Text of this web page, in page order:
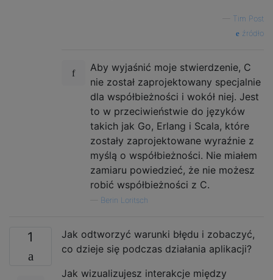
Tim Post
źródło
Aby wyjaśnić moje stwierdzenie, C
nie został zaprojektowany specjalnie
dla współbieżności i wokół niej. Jest
to w przeciwieństwie do języków
takich jak Go, Erlang i Scala, które
zostały zaprojektowane wyraźnie z
myślą o współbieżności. Nie miałem
zamiaru powiedzieć, że nie możesz
robić współbieżności z C.
Berin Loritsch
1
Jak odtworzyć warunki błędu i zobaczyć,
co dzieje się podczas działania aplikacji?
Jak wizualizujesz interakcje między